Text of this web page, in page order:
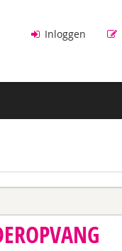
Inloggen